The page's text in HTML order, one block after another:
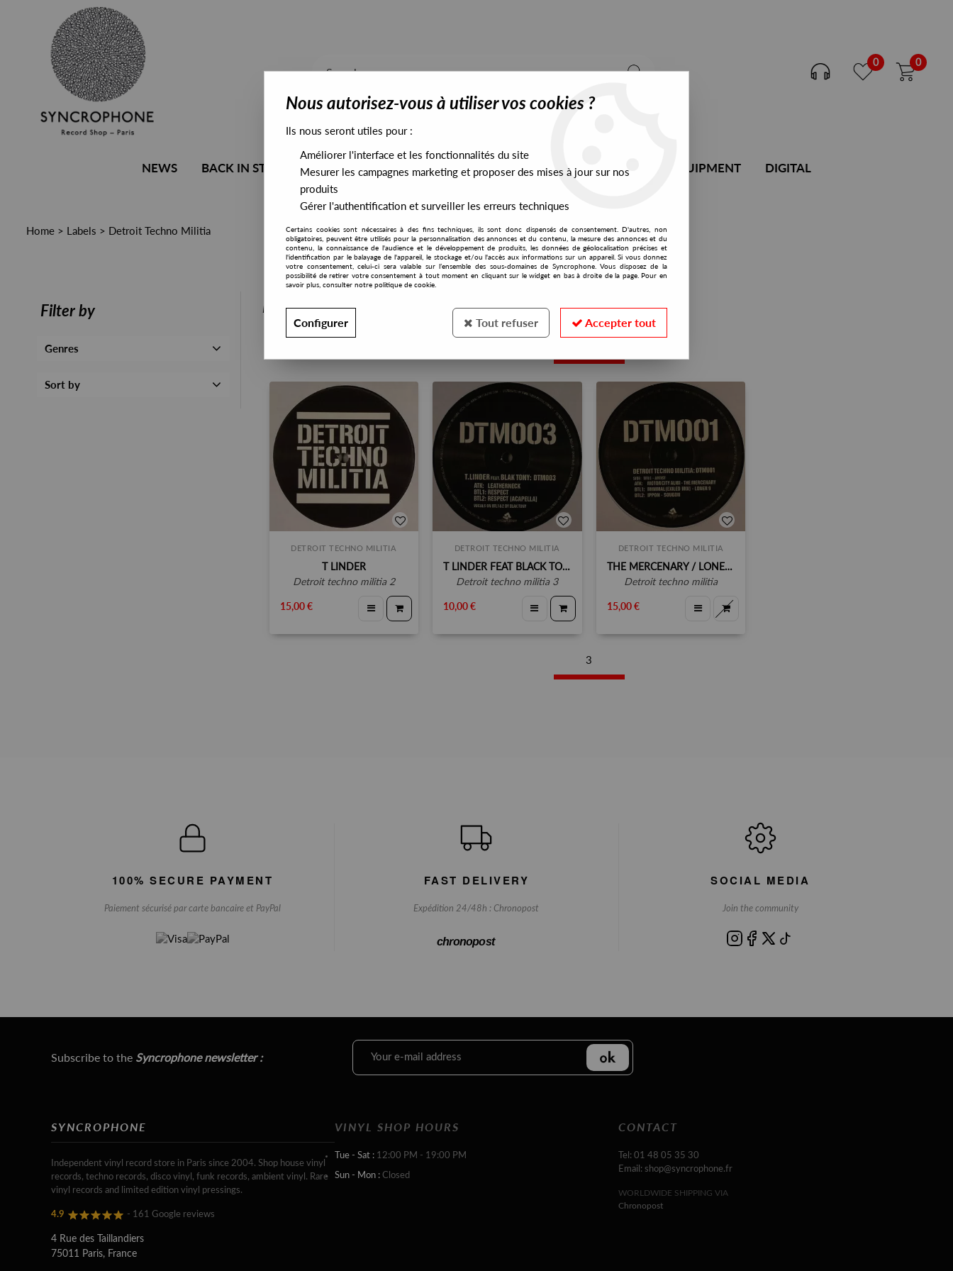
0 0
NEWS BACK IN STOCK ALL STOCK EXCLUSIVES PRESALES EXCLUSIVES DJ EQUIPMENT DIGITAL
Home > Labels > Detroit Techno Militia
Filter by
Genres
Sort by
PRESALES EXCLUSIVES
DETROIT TECHNO MILITIA
T LINDER
detroit techno militia 2
15,00 €
DETROIT TECHNO MILITIA
T LINDER FEAT BLACK TONY
detroit techno militia 3
10,00 €
DETROIT TECHNO MILITIA
THE MERCENARY / LONER 9 / SOUGON
detroit techno militia
15,00 €
3
100% SECURE PAYMENT
Paiement sécurisé par carte bancaire et PayPal
FAST DELIVERY
Expédition 24/48h : Chronopost
chronopost
SOCIAL MEDIA
Join the community
Subscribe to the Syncrophone newsletter :
SYNCROPHONE
Independent vinyl record store in Paris since 2004. Shop house vinyl
records, techno records, disco vinyl, funk records, ambient vinyl. Rare
vinyl records and limited edition vinyl pressings.
4.9 - 161 Google reviews
4 Rue des Taillandiers
75011 Paris, France
VINYL SHOP HOURS
Tue - Sat : 12:00 PM - 19:00 PM
Sun - Mon : Closed
CONTACT
Tel: 01 48 05 35 30
Email: shop@syncrophone.fr
WORLDWIDE SHIPPING VIA
Chronopost
Nous autorisez-vous à utiliser vos cookies ?
Ils nous seront utiles pour :
Améliorer l'interface et les fonctionnalités du site
Mesurer les campagnes marketing et proposer des mises à jour sur nos
produits
Gérer l'authentification et surveiller les erreurs techniques
Certains cookies sont nécessaires à des fins techniques, ils sont donc dispensés de consentement. D'autres, non
obligatoires, peuvent être utilisés pour la personnalisation des annonces et du contenu, la mesure des annonces et du
contenu, la connaissance de l'audience et le développement de produits, les données de géolocalisation précises et
l'identification par le balayage de l'appareil, le stockage et/ou l'accès aux informations sur un appareil. Si vous donnez
votre consentement, celui-ci sera valable sur l’ensemble des sous-domaines de Syncrophone. Vous disposez de la
possibilité de retirer votre consentement à tout moment en cliquant sur le widget en bas à droite de la page. Pour en
savoir plus, consulter notre politique de cookie.
Configurer Tout refuser Accepter tout